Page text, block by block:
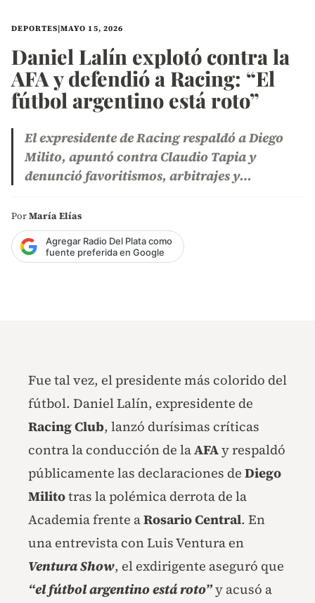
DEPORTES|MAYO 15, 2026
Daniel Lalín explotó contra la
AFA y defendió a Racing: “El
fútbol argentino está roto”
El expresidente de Racing respaldó a Diego
Milito, apuntó contra Claudio Tapia y
denunció favoritismos, arbitrajes y…
PorMaría Elías
Agregar Radio Del Plata como
fuente preferida en Google
Fue tal vez, el presidente más colorido del
fútbol. Daniel Lalín, expresidente de
Racing Club, lanzó durísimas críticas
contra la conducción de laAFAy respaldó
públicamente las declaraciones de Diego
Militotras la polémica derrota de la
Academia frente aRosario Central. En
una entrevista con Luis Ventura en
Ventura Show, el exdirigente aseguró que
“el fútbol argentino está roto”y acusó a